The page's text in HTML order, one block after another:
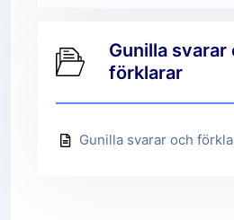
Gunilla svarar
förklarar
Gunilla svarar och